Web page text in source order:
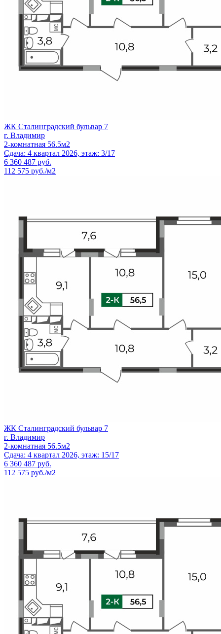
ЖК Сталинградский бульвар 7
г. Владимир
2-комнатная 56.5м2
Сдача: 4 квартал 2026, этаж: 3/17
6 360 487 руб.
112 575 руб./м2
ЖК Сталинградский бульвар 7
г. Владимир
2-комнатная 56.5м2
Сдача: 4 квартал 2026, этаж: 15/17
6 360 487 руб.
112 575 руб./м2